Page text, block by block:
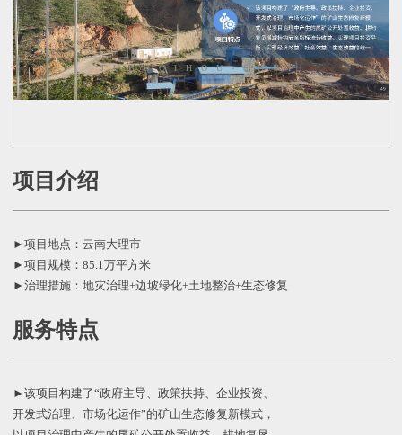
JUBUQIHOU-SHOP
项目介绍
►项目地点：云南大理市
►项目规模：85.1万平方米
►治理措施：地灾治理+边坡绿化+土地整治+生态修复
服务特点
►该项目构建了“政府主导、政策扶持、企业投资、
开发式治理、市场化运作”的矿山生态修复新模式，